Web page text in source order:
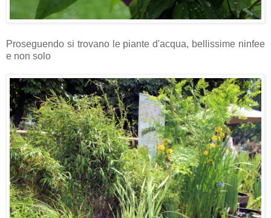
Proseguendo si trovano le piante d'acqua, bellissime ninfee
e non solo